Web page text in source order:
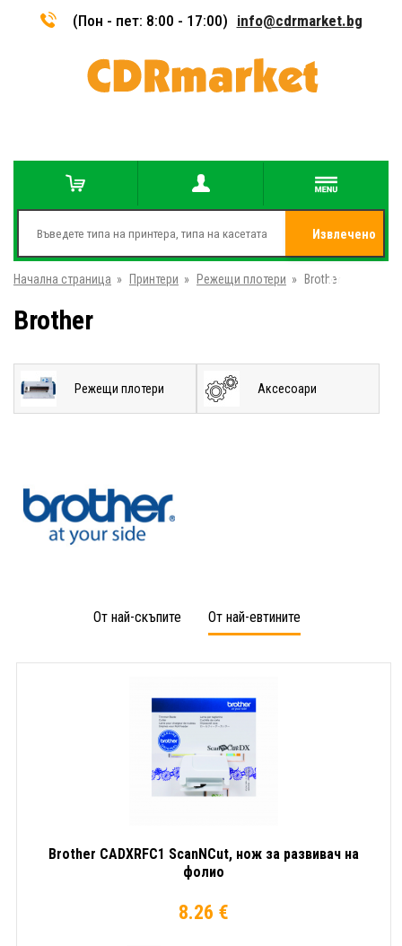
(Пон - пет: 8:00 - 17:00) info@cdrmarket.bg
Извлечено
от
Начална страница » Принтери » Режещи плотери » Brother
Brother
Режещи плотери Аксесоари
От най-скъпите От най-евтините
Brother CADXRFC1 ScanNCut, нож за развивач на
фолио
8.26 €